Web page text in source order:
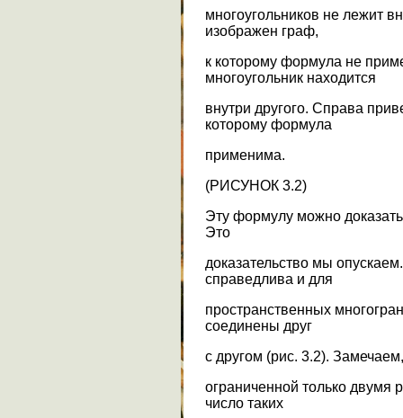
многоугольников не лежит
изображен граф,
к которому формула не
многоугольник находится
внутри другого. Справа
которому формула
применима.
(РИСУНОК 3.2)
Эту формулу можно
Это
доказательство мы
справедлива и для
пространственных
соединены друг
с другом (рис. 3.2).
ограниченной только двумя
число таких